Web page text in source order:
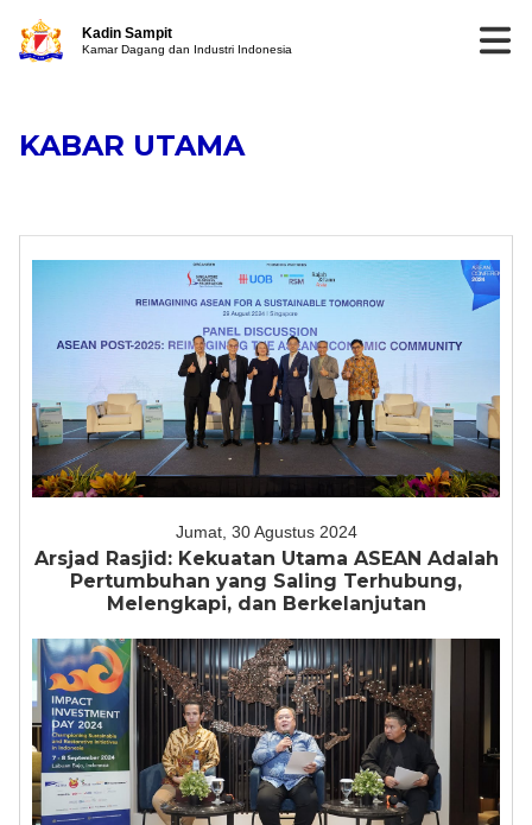
Kadin Sampit
Kamar Dagang dan Industri Indonesia
KABAR UTAMA
Jumat, 30 Agustus 2024
Arsjad Rasjid: Kekuatan Utama ASEAN Adalah
Pertumbuhan yang Saling Terhubung,
Melengkapi, dan Berkelanjutan